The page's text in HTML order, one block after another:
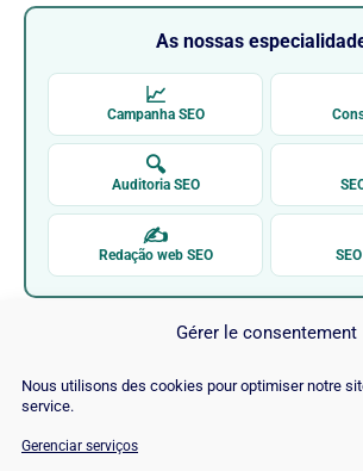
Gérer le consentement
Nous utilisons des cookies pour optimiser notre
service.
Gerenciar serviços
As nossas
📈
Campanha SEO
🔍
Auditoria SEO
✍
Redação web SEO